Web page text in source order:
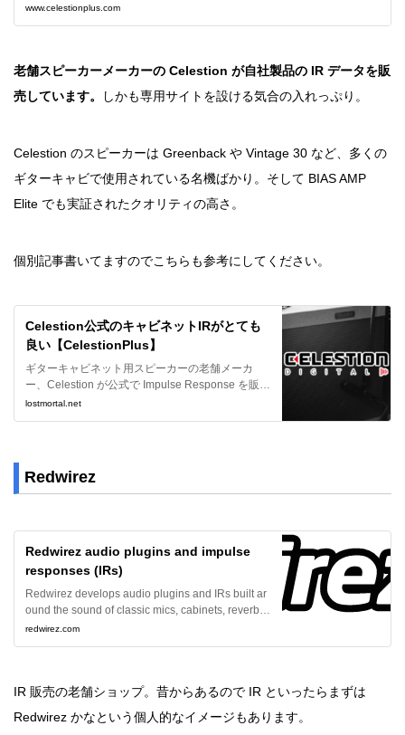
e, anywhere, with our professionally recorded IRs.
www.celestionplus.com
老舗スピーカーメーカーの Celestion が自社製品の IR データを販
売しています。
しかも専用サイトを設ける気合の入れっぷり。
Celestion のスピーカーは Greenback や Vintage 30 など、多くの
ギターキャビで使用されている名機ばかり。そして BIAS AMP
Elite でも実証されたクオリティの高さ。
個別記事書いてますのでこちらも参考にしてください。
Celestion公式のキャビネットIRがとても
良い【CelestionPlus】
ギターキャビネット用スピーカーの老舗メーカ
ー、Celestion が公式で Impulse Response を販売
しているのは以前ご紹介した通り。これ、買って
lostmortal.net
Redwirez
Redwirez audio plugins and impulse
responses (IRs)
Redwirez develops audio plugins and IRs built ar
ound the sound of classic mics, cabinets, reverb a
nd EQ. We capture the essence of the world’s mos
redwirez.com
IR 販売の老舗ショップ。昔からあるので IR といったらまずは
Redwirez かなという個人的なイメージもあります。